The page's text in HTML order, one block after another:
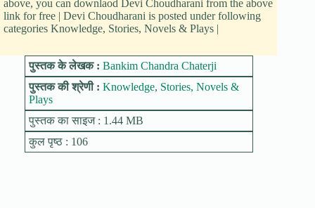
above, you can downlaod Devi Choudharani from the above
link for free | Devi Choudharani is posted under following
categories Knowledge, Stories, Novels & Plays |
पुस्तक के लेखक : Bankim Chandra Chaterji
पुस्तक की श्रेणी : Knowledge, Stories, Novels &
Plays
पुस्तक का साइज : 1.44 MB
कुल पृष्ठ : 106